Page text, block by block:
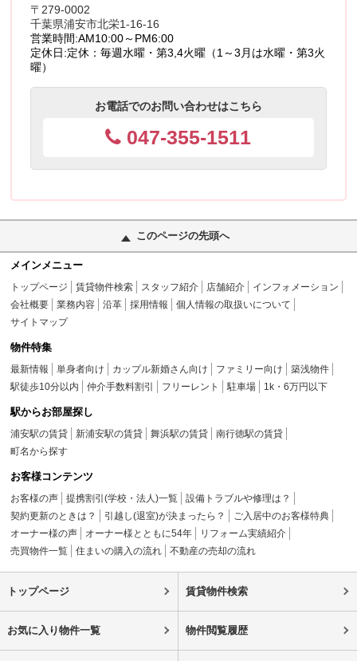
〒279-0002
千葉県浦安市北栄1-16-16
営業時間:AM10:00～PM6:00
定休日:定休：毎週水曜・第3,4火曜（1～3月は水曜・第3火
曜）
お電話でのお問い合わせはこちら
047-355-1511
このページの先頭へ
メインメニュー
トップページ 賃貸物件検索 スタッフ紹介 店舗紹介
インフォメーション
会社概要
業務内容 沿革 採用情報
個人情報の取扱いについて
サイトマップ
物件特集
最新情報 単身者向け カップル新婚さん向け ファミリー向け
築浅物件
駅徒歩10分以内
仲介手数料割引 フリーレント 駐車場 1k・6万円以下
駅からお部屋探し
浦安駅の賃貸 新浦安駅の賃貸 舞浜駅の賃貸
南行徳駅の賃貸
町名から探す
お客様コンテンツ
お客様の声 提携割引(学校・法人)一覧
設備トラブルや修理は？
契約更新のときは？
引越し(退室)が決まったら？
ご入居中のお客様特典
オーナー様の声
オーナー様とともに54年
リフォーム実績紹介
売買物件一覧
住まいの購入の流れ 不動産の売却の流れ
トップページ 賃貸物件検索
お気に入り物件一覧 物件閲覧履歴